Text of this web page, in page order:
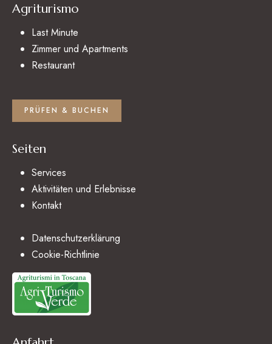
Agriturismo
Last Minute
Zimmer und Apartments
Restaurant
PRÜFEN & BUCHEN
Seiten
Services
Aktivitäten und Erlebnisse
Kontakt
Datenschutzerklärung
Cookie-Richtlinie